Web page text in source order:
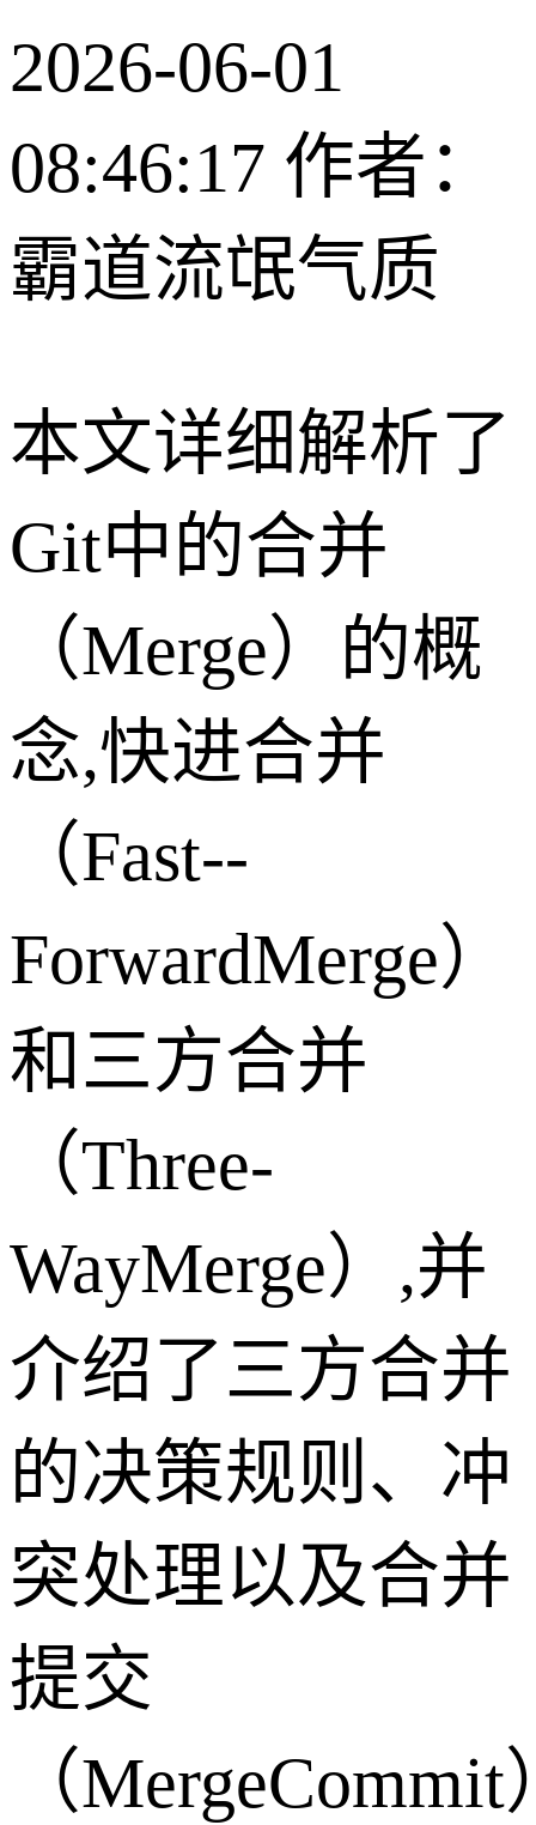
2026-06-01
08:46:17 作者：
霸道流氓气质
本文详细解析了
Git中的合并
（Merge）的概
念,快进合并
（Fast--
ForwardMerge）
和三方合并
（Three-
WayMerge）,并
介绍了三方合并
的决策规则、冲
突处理以及合并
提交
（MergeCommit